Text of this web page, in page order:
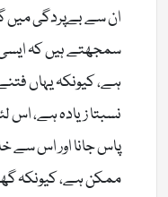
ان سے بےپردگی میں
سمجھتے ہیں کہ
ہے، کیونکہ یہاں
نسبتا زیادہ ہے،
پاس جانا اور اس سے
ممکن ہے، کیونکہ